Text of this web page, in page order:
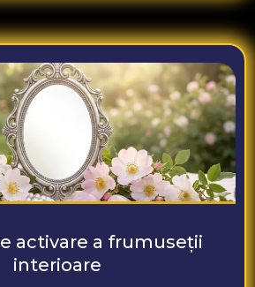
activare a frumuseții
interioare